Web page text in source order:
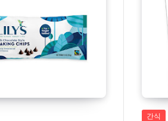
간식